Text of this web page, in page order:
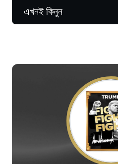
ফিউচার্স
NEXO Token
DOT
SOL
নিউজ ও ইনসাইটস
Wealth Academy
এখনই কিনুন